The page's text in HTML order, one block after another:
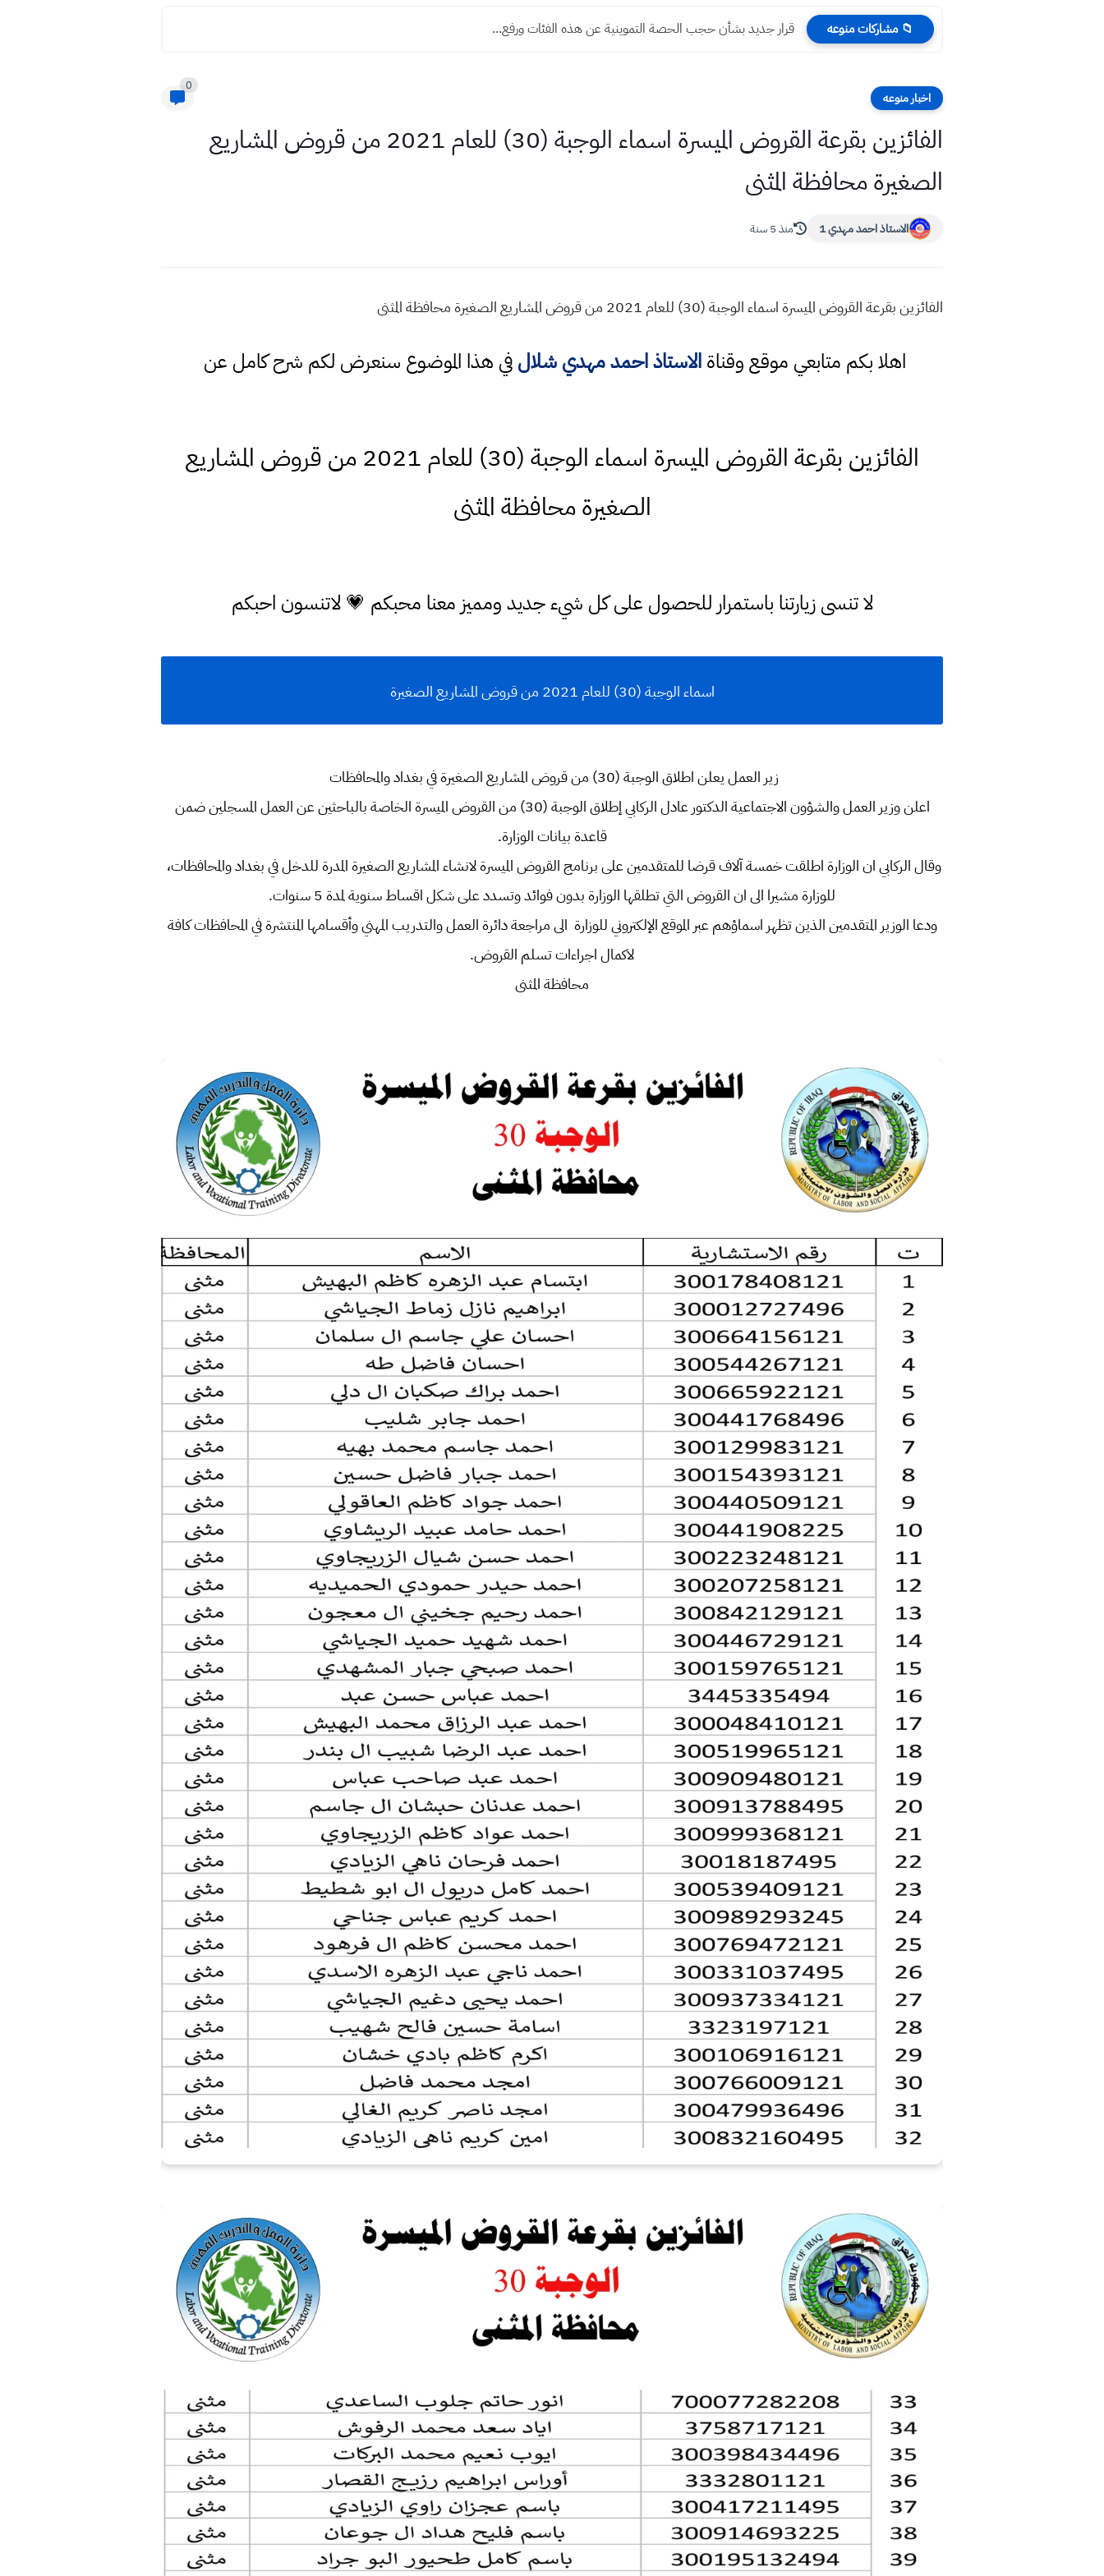
📁 مشاركات منوعه قرار جديد بشأن حجب الحصة التموينية عن هذه الفئات ورفع...
اخبار منوعه
0
الفائزين بقرعة القروض الميسرة اسماء الوجبة (30) للعام 2021 من قروض المشاريع
الصغيرة محافظة المثنى
الاستاذ احمد مهدي 1 منذ 5 سنة
الفائزين بقرعة القروض الميسرة اسماء الوجبة (30) للعام 2021 من قروض المشاريع الصغيرة محافظة المثنى
اهلا بكم متابعي موقع وقناةالاستاذ احمد مهدي شلالفي هذا الموضوع سنعرض لكم شرح كامل عن
الفائزين بقرعة القروض الميسرة اسماء الوجبة (30) للعام 2021 من قروض المشاريع
الصغيرة محافظة المثنى
لا تنسى زيارتنا باستمرار للحصول على كل شيء جديد ومميز معنا محبكم 💗 لاتنسون احبكم
اسماء الوجبة (30) للعام 2021 من قروض المشاريع الصغيرة
زير العمل يعلن اطلاق الوجبة (30) من قروض المشاريع الصغيرة في بغداد والمحافظات
اعلن وزير العمل والشؤون الاجتماعية الدكتور عادل الركابي إطلاق الوجبة (30) من القروض الميسرة الخاصة بالباحثين عن العمل المسجلين ضمن
قاعدة بيانات الوزارة.
وقال الركابي ان الوزارة اطلقت خمسة آلاف قرضا للمتقدمين على برنامج القروض الميسرة لانشاء المشاريع الصغيرة المدرة للدخل في بغداد والمحافظات،
للوزارة مشيرا الى ان القروض التي تطلقها الوزارة بدون فوائد وتسدد على شكل اقساط سنوية لمدة 5 سنوات.
ودعا الوزير المتقدمين الذين تظهر اسماؤهم عبر الموقع الإلكتروني للوزارة الى مراجعة دائرة العمل والتدريب المهني وأقسامها المنتشرة في المحافظات كافة
لاكمال اجراءات تسلم القروض.
محافظة المثنى